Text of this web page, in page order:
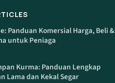
Panduan Komersial Harga, Beli &
untuk Peniaga
Kurma: Panduan Lengkap
Lama dan Kekal Segar